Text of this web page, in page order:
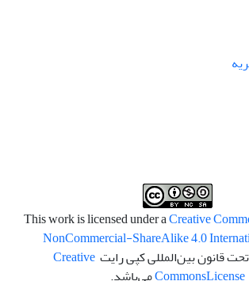
Creative
NonCommercial-ShareAlike 4.0
قانون بین‌المللی کپی رایتCreative